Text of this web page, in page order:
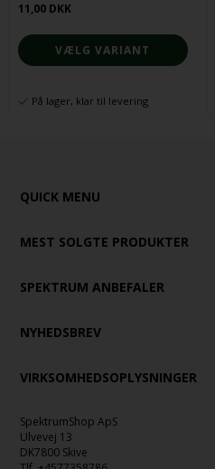
11,00 DKK
VÆLG VARIANT
På lager, klar til levering
QUICK MENU
MEST SOLGTE PRODUKTER
SPEKTRUM ANBEFALER
NYHEDSBREV
VIRKSOMHEDSOPLYSNINGER
SpektrumShop ApS
Ulvevej 13
DK7800 Skive